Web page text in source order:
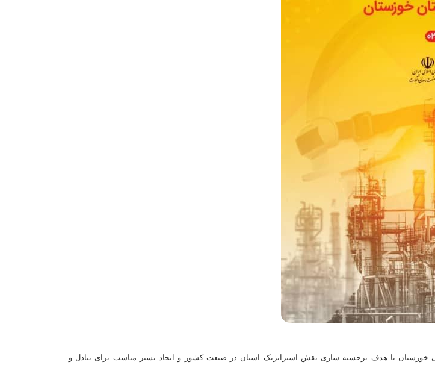
خوزستان با هدف برجسته سازی نقش استراتژیک استان در صنعت کشور و ایجاد بستر مناسب برای تبادل و